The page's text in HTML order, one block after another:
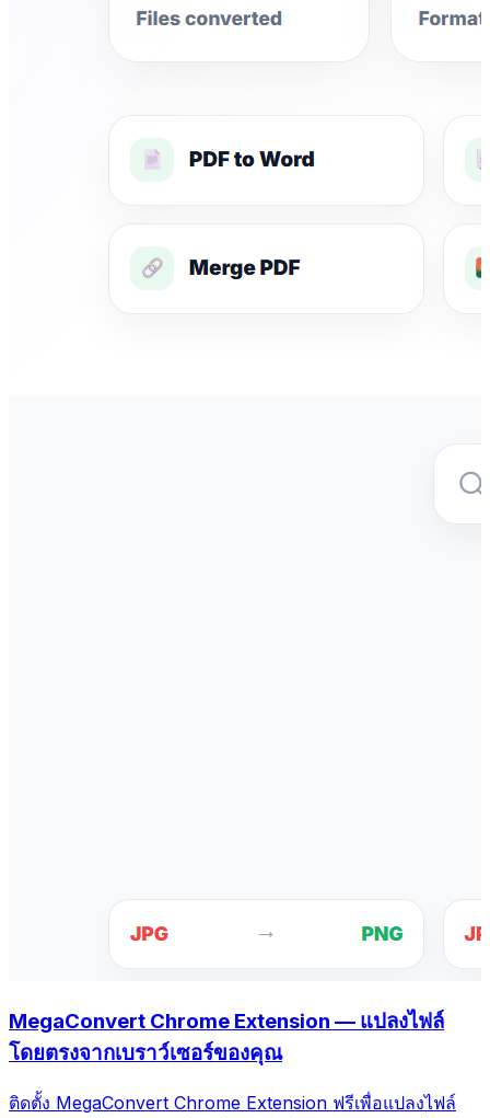
MegaConvert Chrome Extension — แปลงไฟล์
โดยตรงจากเบราว์เซอร์ของคุณ
ติดตั้ง MegaConvert Chrome Extension ฟรีเพื่อแปลงไฟล์